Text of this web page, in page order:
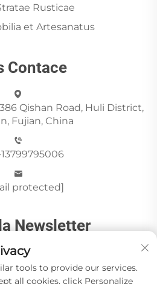
Rusticae
et Artesanatus
Contace
Qishan Road, Huli District,
Fujian, China
protected]
Newsletter
Mitte
tools to provide our services.
all cookies, click Personalize